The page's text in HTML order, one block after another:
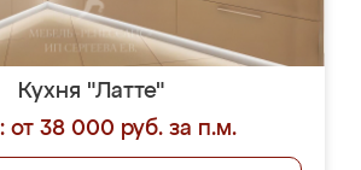
Кухня "Латте"
от 38 000 руб. за п.м.